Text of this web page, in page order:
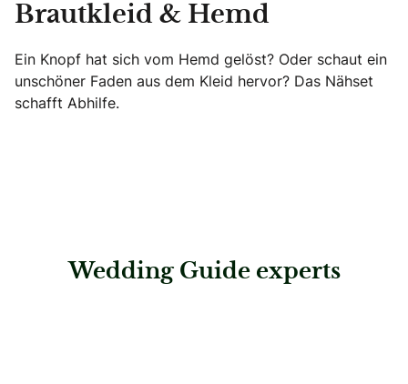
Brautkleid & Hemd
Ein Knopf hat sich vom Hemd gelöst? Oder schaut ein
unschöner Faden aus dem Kleid hervor? Das Nähset
schafft Abhilfe.
Wedding Guide experts